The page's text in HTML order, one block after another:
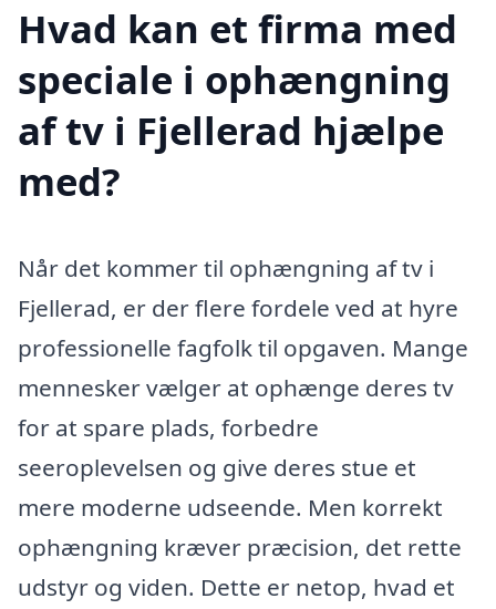
Hvad kan et firma med
speciale i ophængning
af tv i Fjellerad hjælpe
med?
Når det kommer til ophængning af tv i
Fjellerad, er der flere fordele ved at hyre
professionelle fagfolk til opgaven. Mange
mennesker vælger at ophænge deres tv
for at spare plads, forbedre
seeroplevelsen og give deres stue et
mere moderne udseende. Men korrekt
ophængning kræver præcision, det rette
udstyr og viden. Dette er netop, hvad et